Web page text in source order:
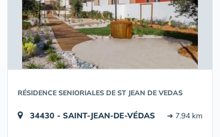
RÉSIDENCE SENIORIALES DE ST JEAN DE VEDAS
34430 - SAINT-JEAN-DE-VÉDAS ➔ 7.94 km